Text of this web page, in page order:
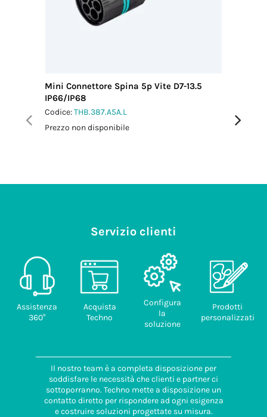
Mini Connettore Spina 5p Vite D7-13.5
IP66/IP68
Codice:THB.387.A5A.L
Prezzo non disponibile
Prezzo
Servizio clienti
Assistenza
360°
Acquista
Techno
Configura
la
soluzione
Prodotti
personalizzati
Il nostro team è a completa disposizione per
soddisfare le necessità che clienti e partner ci
sottoporranno. Techno mette a disposizione un
contatto diretto per rispondere ad ogni esigenza
e costruire soluzioni progettate su misura.